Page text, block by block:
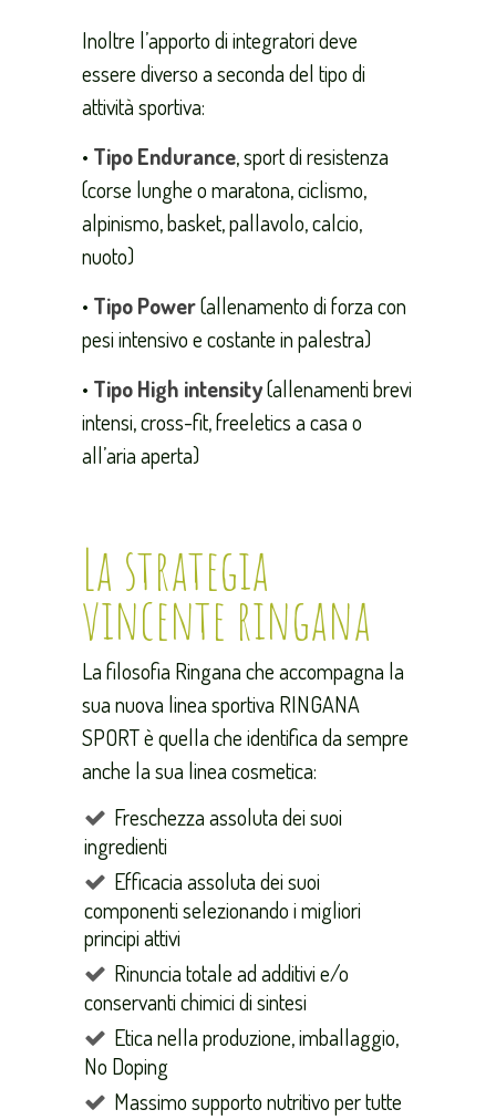
Inoltre l’apporto di integratori deve
essere diverso a seconda del tipo di
attività sportiva:
• Tipo Endurance, sport di resistenza
(corse lunghe o maratona, ciclismo,
alpinismo, basket, pallavolo, calcio,
nuoto)
• Tipo Power(allenamento di forza con
pesi intensivo e costante in palestra)
• Tipo High intensity(allenamenti brevi
intensi, cross-fit, freeletics a casa o
all’aria aperta)
La strategia
vincente ringana
La filosofia Ringana che accompagna la
sua nuova linea sportiva RINGANA
SPORT è quella che identifica da sempre
anche la sua linea cosmetica:
Freschezza assoluta dei suoi
ingredienti
Efficacia assoluta dei suoi
componenti selezionando i migliori
principi attivi
Rinuncia totale ad additivi e/o
conservanti chimici di sintesi
Etica nella produzione, imballaggio,
No Doping
Massimo supporto nutritivo per tutte